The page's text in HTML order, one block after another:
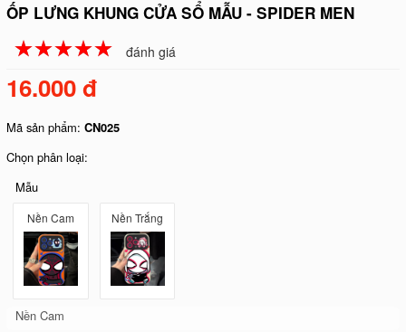
ỐP LƯNG KHUNG CỬA SỔ MẪU - SPIDER MEN
☆☆☆☆☆
★★★★★ đánh giá
16.000 đ
Mã sản phẩm:CN025
Chọn phân loại:
Mẫu
Nền Cam Nền Trắng
Nền Cam